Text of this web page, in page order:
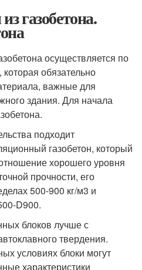
газобетона.
осуществляется по
обязательно
важные для
здания. Для начала
подходит
газобетон, который
хорошего уровня
прочности, его
500-900 кг/м3 и
D900.
блоков лучше с
твердения.
условиях блоки могут
характеристики